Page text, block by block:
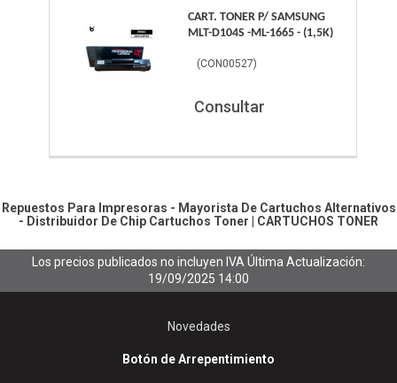
CART. TONER P/ SAMSUNG
MLT-D104S -ML-1665 - (1,5K)
(CON00527)
Consultar
Repuestos Para Impresoras - Mayorista De Cartuchos Alternativos
- Distribuidor De Chip Cartuchos Toner | CARTUCHOS TONER
Los precios publicados no incluyen IVA Última Actualización:
19/09/2025 14:00
Novedades
Botón de Arrepentimiento